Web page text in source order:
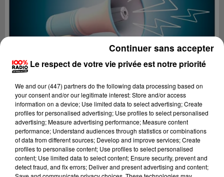
Lecture (2 min 23 sec)
Le respect de votre vie privée est notre priorité
We and our (447) partnersdo the following data processing based on
your consent and/or our legitimate interest: Store and/or access
information on a device; Use limited data to select advertising; Create
profiles for personalised advertising; Use profiles to select personalised
advertising; Measure advertising performance; Measure content
performance; Understand audiences through statistics or combinations
of data from different sources; Develop and improve services; Create
profiles to personalise content; Use profiles to select personalised
content; Use limited data to select content; Ensure security, prevent and
detect fraud, and fix errors; Deliver and present advertising and content;
Continuer sans accepter